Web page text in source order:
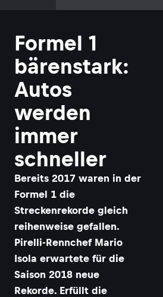
Formel 1
bärenstark:
Autos
werden
immer
schneller
​Bereits 2017 waren in der
Formel 1 die
Streckenrekorde gleich
reihenweise gefallen.
Pirelli-Rennchef Mario
Isola erwartete für die
Saison 2018 neue
Rekorde. Erfüllt die